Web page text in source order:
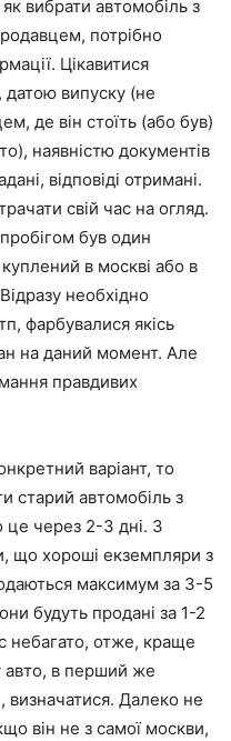
вибрати автомобіль з
потрібно
Цікавитися
датою випуску (не
де він стоїть (або був)
наявністю документів
відповіді отримані.
свій час на огляд.
був один
в москві або в
необхідно
фарбувалися якісь
на даний момент. Але
правдивих
варіант, то
старий автомобіль з
це через 2-3 дні. З
що хороші екземпляри з
максимум за 3-5
будуть продані за 1-2
небагато, отже, краще
авто, в перший же
визначатися. Далеко не
він не з самої москви,